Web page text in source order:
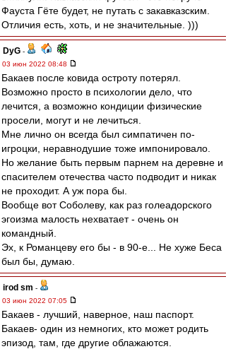
Фауста Гёте будет, не путать с закавказским.
Отличия есть, хоть, и не значительные. )))
DyG -
03 июн 2022 08:48
Бакаев после ковида остроту потерял.
Возможно просто в психологии дело, что
лечится, а возможно кондиции физические
просели, могут и не лечиться.
Мне лично он всегда был симпатичен по-
игроцки, неравнодушие тоже импонировало.
Но желание быть первым парнем на деревне и
спасителем отечества часто подводит и никак
не проходит. А уж пора бы.
Вообще вот Соболеву, как раз голеадорского
эгоизма малость нехватает - очень он
командный.
Эх, к Романцеву его бы - в 90-е... Не хуже Беса
был бы, думаю.
irod sm -
03 июн 2022 07:05
Бакаев - лучший, наверное, наш паспорт.
Бакаев- один из немногих, кто может родить
эпизод, там, где другие облажаются.